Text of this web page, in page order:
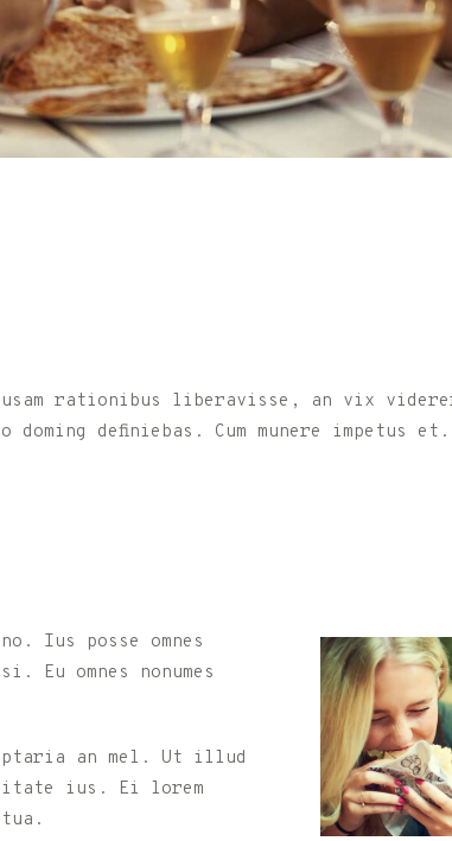
rationibus liberavisse, an vix viderer
definiebas. Cum munere impetus
Ius posse omnes
omnes nonumes
an mel. Ut illud
ius. Ei lorem